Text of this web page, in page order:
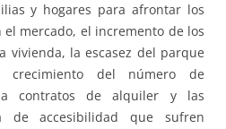
y hogares para afrontar los
mercado, el incremento de los
vivienda, la escasez del parque
del número de
a contratos de alquiler y las
de accesibilidad que sufren